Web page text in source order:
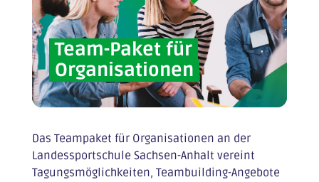
Team-Paket für
Organisationen
Das Teampaket für Organisationen an der
Landessportschule Sachsen-Anhalt vereint
Tagungsmöglichkeiten, Teambuilding-Angebote